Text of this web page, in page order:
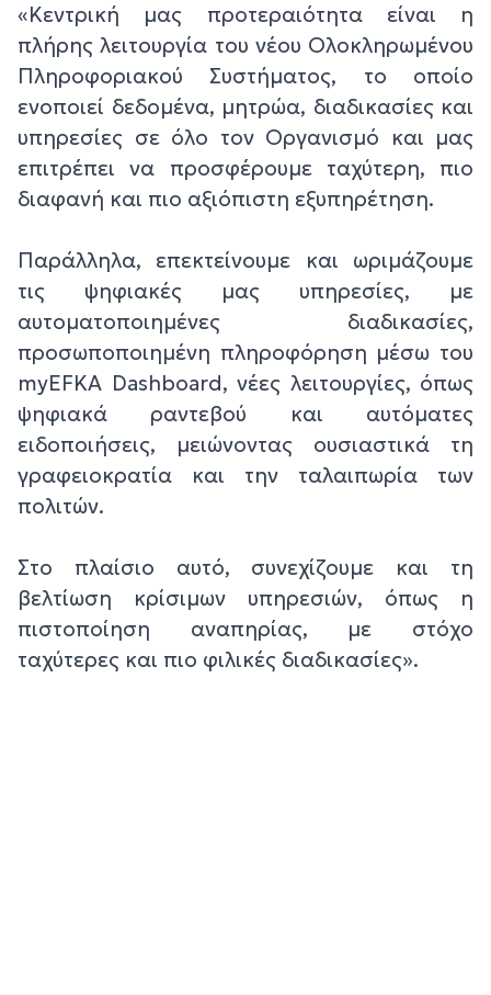
«Κεντρική μας προτεραιότητα είναι η
πλήρης λειτουργία του νέου Ολοκληρωμένου
Πληροφοριακού Συστήματος, το οποίο
ενοποιεί δεδομένα, μητρώα, διαδικασίες και
υπηρεσίες σε όλο τον Οργανισμό και μας
επιτρέπει να προσφέρουμε ταχύτερη, πιο
διαφανή και πιο αξιόπιστη εξυπηρέτηση.
Παράλληλα, επεκτείνουμε και ωριμάζουμε
τις ψηφιακές μας υπηρεσίες, με
αυτοματοποιημένες διαδικασίες,
προσωποποιημένη πληροφόρηση μέσω του
myEFKA Dashboard, νέες λειτουργίες, όπως
ψηφιακά ραντεβού και αυτόματες
ειδοποιήσεις, μειώνοντας ουσιαστικά τη
γραφειοκρατία και την ταλαιπωρία των
πολιτών.
Στο πλαίσιο αυτό, συνεχίζουμε και τη
βελτίωση κρίσιμων υπηρεσιών, όπως η
πιστοποίηση αναπηρίας, με στόχο
ταχύτερες και πιο φιλικές διαδικασίες».